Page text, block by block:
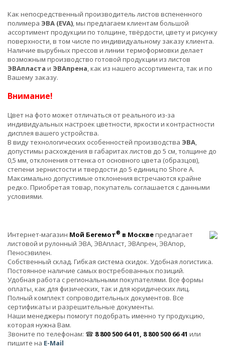
Как непосредственный производитель листов вспененного
полимера ЭВА (EVA) , мы предлагаем клиентам большой
ассортимент продукции по толщине, твёрдости, цвету и рисунку
поверхности, в том числе по индивидуальному заказу клиента.
Наличие вырубных прессов и линии термоформовки делает
возможным производство готовой продукции из листов
ЭВАпласта и ЭВАпрена , как из нашего ассортимента, так и по
Вашему заказу.
Внимание!
Цвет на фото может отличаться от реального из-за
индивидуальных настроек цветности, яркости и контрастности
дисплея вашего устройства.
В виду технологических особенностей производства ЭВА
допустимы расхождения в габаритах листов до 5 см, толщине до
0,5 мм, отклонения оттенка от основного цвета (образцов),
степени зернистости и твердости до 5 единиц по Shore A.
Максимально допустимые отклонения встречаются крайне
редко. Приобретая товар, покупатель соглашается с данными
условиями.
Интернет-магазин Мой Бегемот® в Москвепредлагает
листовой и рулонный ЭВА, ЭВАпласт, ЭВАпрен, ЭВАпор,
Пеносэвилен.
Собственный склад. Гибкая система скидок. Удобная логистика.
Постоянное наличие самых востребованных позиций.
Удобная работа с региональными покупателями. Все формы
оплаты, как для физических, так и для юридических лиц.
Полный комплект сопроводительных документов. Все
сертификаты и разрешительные документы.
Наши менеджеры помогут подобрать именно ту продукцию,
которая нужна Вам.
Звоните по телефонам: ☎ 8 800 500 64 01, 8 800 500 66 41 или
пишите на E-Mail